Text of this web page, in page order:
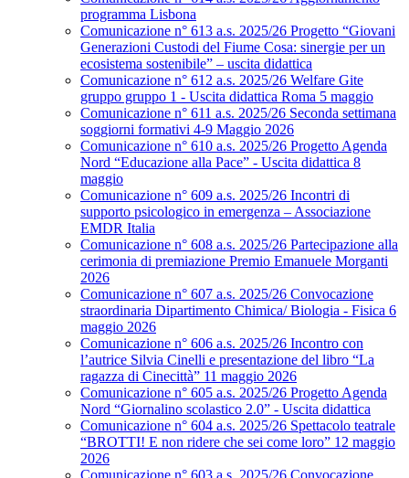
programma Lisbona
Comunicazione n° 613 a.s. 2025/26 Progetto “Giovani
Generazioni Custodi del Fiume Cosa: sinergie per un
ecosistema sostenibile” – uscita didattica
Comunicazione n° 612 a.s. 2025/26 Welfare Gite
gruppo gruppo 1 - Uscita didattica Roma 5 maggio
Comunicazione n° 611 a.s. 2025/26 Seconda settimana
soggiorni formativi 4-9 Maggio 2026
Comunicazione n° 610 a.s. 2025/26 Progetto Agenda
Nord “Educazione alla Pace” - Uscita didattica 8
maggio
Comunicazione n° 609 a.s. 2025/26 Incontri di
supporto psicologico in emergenza – Associazione
EMDR Italia
Comunicazione n° 608 a.s. 2025/26 Partecipazione alla
cerimonia di premiazione Premio Emanuele Morganti
2026
Comunicazione n° 607 a.s. 2025/26 Convocazione
straordinaria Dipartimento Chimica/ Biologia - Fisica 6
maggio 2026
Comunicazione n° 606 a.s. 2025/26 Incontro con
l’autrice Silvia Cinelli e presentazione del libro “La
ragazza di Cinecittà” 11 maggio 2026
Comunicazione n° 605 a.s. 2025/26 Progetto Agenda
Nord “Giornalino scolastico 2.0” - Uscita didattica
Comunicazione n° 604 a.s. 2025/26 Spettacolo teatrale
“BROTTI! E non ridere che sei come loro” 12 maggio
2026